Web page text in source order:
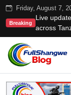
Friday, August 7,
Breaking
Live
across